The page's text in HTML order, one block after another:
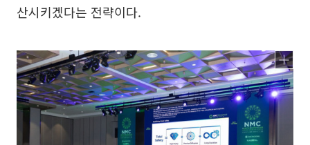
산시키겠다는 전략이다.